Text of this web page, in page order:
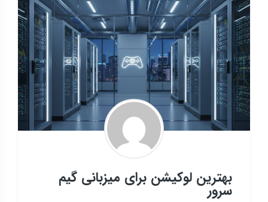
بهترین لوکیشن برای میزبانی گیم
سرور